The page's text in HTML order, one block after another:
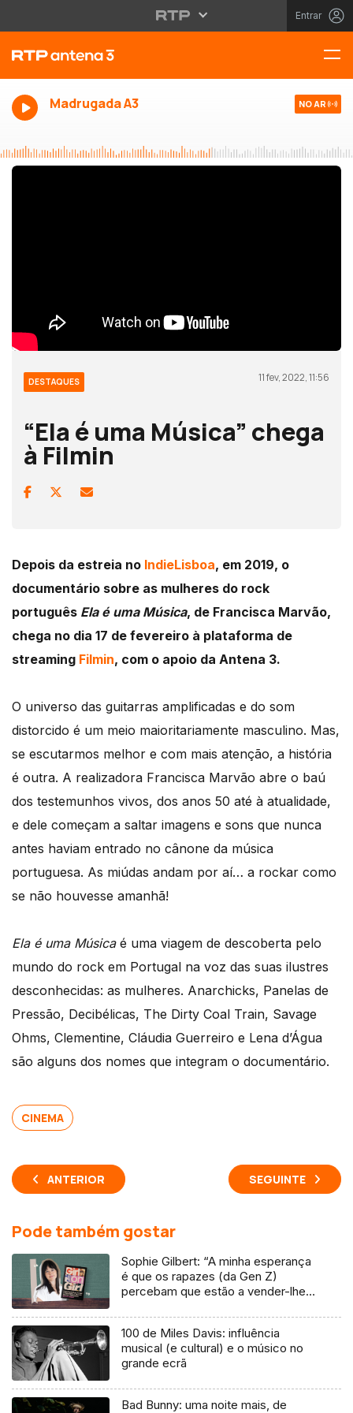
Entrar
Madrugada A3 NO AR
DESTAQUES 11 fev, 2022, 11:56
“Ela é uma Música” chega
à Filmin
Depois da estreia no IndieLisboa, em 2019, o
documentário sobre as mulheres do rock
português Ela é uma Música, de Francisca Marvão,
chega no dia 17 de fevereiro à plataforma de
streaming Filmin, com o apoio da Antena 3.
O universo das guitarras amplificadas e do som
distorcido é um meio maioritariamente masculino. Mas,
se escutarmos melhor e com mais atenção, a história
é outra. A realizadora Francisca Marvão abre o baú
dos testemunhos vivos, dos anos 50 até à atualidade,
e dele começam a saltar imagens e sons que nunca
antes haviam entrado no cânone da música
portuguesa. As miúdas andam por aí… a rockar como
se não houvesse amanhã!
Ela é uma Músicaé uma viagem de descoberta pelo
mundo do rock em Portugal na voz das suas ilustres
desconhecidas: as mulheres. Anarchicks, Panelas de
Pressão, Decibélicas, The Dirty Coal Train, Savage
Ohms, Clementine, Cláudia Guerreiro e Lena d’Água
são alguns dos nomes que integram o documentário.
CINEMA
ANTERIOR SEGUINTE
Pode também gostar
Sophie Gilbert: “A minha esperança
é que os rapazes (da Gen Z)
percebam que estão a vender-lhes
100 de Miles Davis: influência
musical (e cultural) e o músico no
grande ecrã
Bad Bunny: uma noite mais, de